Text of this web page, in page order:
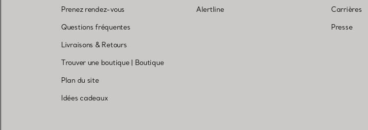
Prenez rendez-vous
Questions fréquentes
Livraisons & Retours
Trouver une boutique|
Boutique
Plan du site
Idées cadeaux
Alertline
Carrières
Presse